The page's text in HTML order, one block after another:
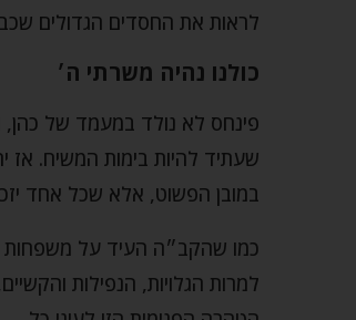
לראות את החסדים הגדולים
כולנו נהיה משרתי ה׳
פינחס לא נולד במעמד של כהן,
שעתיד להיות בימות המשיח. אז
במובן הפשוט, אלא שכל אחד
כמו שהקב״ה העיד על משפחות
למרות הגלויות, הנפילות